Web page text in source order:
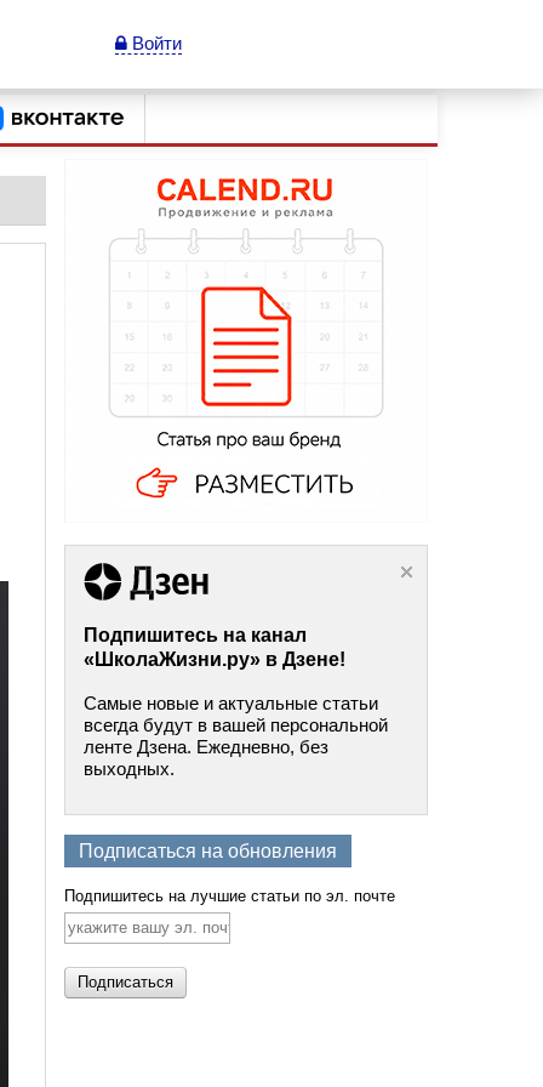
Войти
Подпишитесь на канал
«ШколаЖизни.ру» в Дзене!
Самые новые и актуальные статьи
всегда будут в вашей персональной
ленте Дзена. Ежедневно, без
выходных.
Подписаться на обновления
Подпишитесь на лучшие статьи по эл. почте